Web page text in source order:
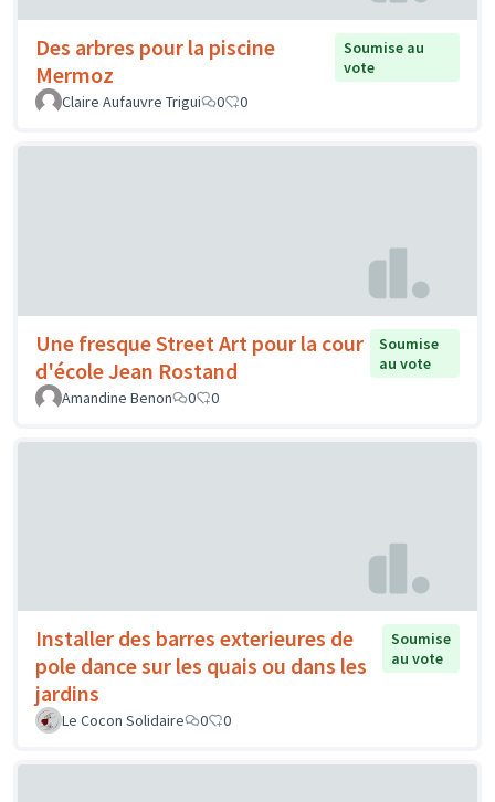
Des arbres pour la piscine
Mermoz
Soumise au
vote
Claire Aufauvre Trigui
0 0
Une fresque Street Art pour la cour
d'école Jean Rostand
Soumise
au vote
Amandine Benon
0 0
Installer des barres exterieures de
pole dance sur les quais ou dans les
jardins
Soumise
au vote
Le Cocon Solidaire 0 0